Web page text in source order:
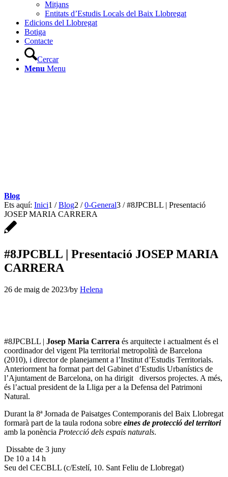
Mitjans
Entitats d’Estudis Locals del Baix Llobregat
Edicions del Llobregat
Botiga
Contacte
Cercar
Menu Menu
Blog
Ets aquí: Inici1 / Blog2 / 0-General3 / #8JPCBLL | Presentació
JOSEP MARIA CARRERA
#8JPCBLL | Presentació JOSEP MARIA
CARRERA
26 de maig de 2023/by Helena
#8JPCBLL | Josep Maria Carrera és arquitecte i actualment és el
coordinador del vigent Pla territorial metropolità de Barcelona
(2010), i director de planejament a l’Institut d’Estudis Territorials.
Anteriorment ha format part del Gabinet d’Estudis Urbanístics de
l’Ajuntament de Barcelona, on ha dirigit diversos projectes. A més,
és l’actual president de la Lliga per a la Defensa del Patrimoni
Natural.
Durant la 8ª Jornada de Paisatges Contemporanis del Baix Llobregat
formarà part de la taula rodona sobre eines de protecció del territori
amb la ponència Protecció dels espais naturals.
️ Dissabte de 3 juny
De 10 a 14 h
Seu del CECBLL (c/Estelí, 10. Sant Feliu de Llobregat)